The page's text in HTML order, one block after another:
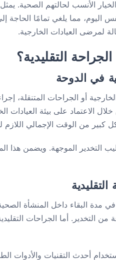
الأنسب لحالتهم الصحية.
مما يلغي تمامًا الحاجة
لمرضى العيادات الخارجية.
التقليدية؟
في الدوحة
أو الجراحات المتنقلة،
الاعتماد على بيئة العيادات
من الوقت الإجمالي اللازم
التخدير الموجهة. ويضمن
في مدة البقاء داخل المنشأة
التخدير. أما الجراحات
أحدث التقنيات والأدوات